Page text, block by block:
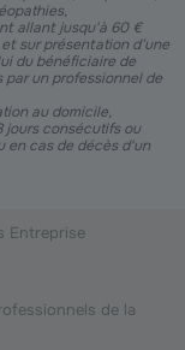
allant jusqu'à 60 €
sur présentation d’une
du bénéficiaire de
un professionnel de
au domicile,
jours consécutifs ou
en cas de décès d'un
Entreprise
de la